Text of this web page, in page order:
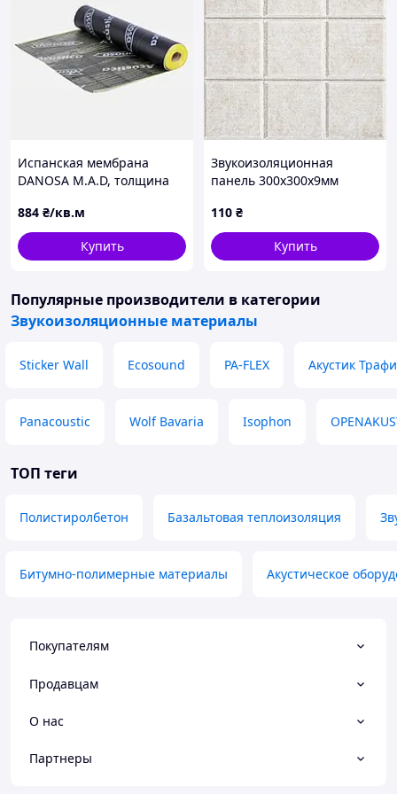
Испанская мембрана
DANOSA M.A.D, толщина
884 ₴/кв.м
Купить
Звукоизоляционная
панель 300х300х9мм
самоклеящаяся для стен и
потолков акустическая
панель
110 ₴
Купить
Популярные производители в категории
Звукоизоляционные материалы
Sticker Wall Ecosound PA-FLEX Акустик
Panacoustic Wolf Bavaria Isophon
ТОП теги
Полистиролбетон Базальтовая теплоизоляция
Битумно-полимерные материалы Акустическое
Покупателям
Продавцам
О нас
Партнеры